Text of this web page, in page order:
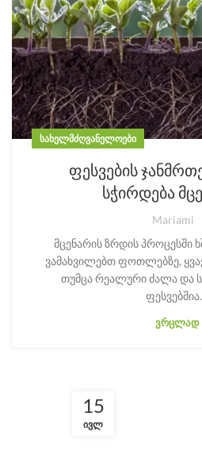
ᲡᲐᲮᲔᲚᲛᲫᲦᲕᲐᲜᲔᲚᲝᲔᲑᲘ
ფესვების
სჭირდება
Mariami
მცენარის ზრდის პროცესში
ვამახვილებთ ფოთლებზე,
თუმცა რეალური ძალა და
ᲕᲠᲪᲚᲐᲓ
15
ᲘᲕᲚ